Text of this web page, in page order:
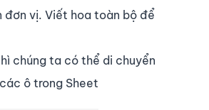
đơn vị. Viết hoa toàn bộ để
chúng ta có thể di chuyển
ô trong Sheet